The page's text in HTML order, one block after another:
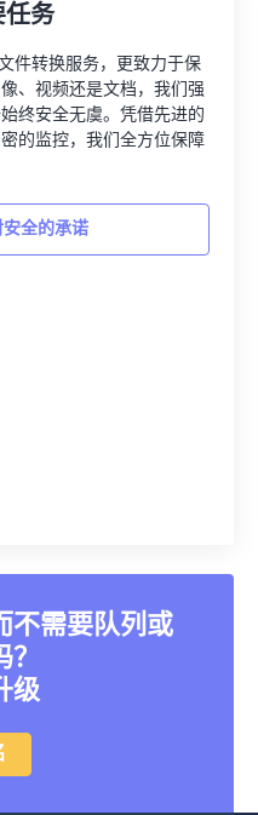
务
件转换服务，更致力于保
、视频还是文档，我们强
终安全无虞。凭借先进的
的监控，我们全方位保障
全的承诺
不需要队列或
级